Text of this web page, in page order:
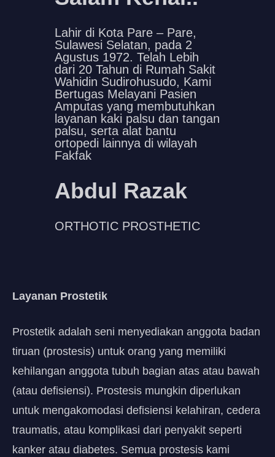
Lahir di Kota Pare – Pare,
Sulawesi Selatan, pada 2
Agustus 1972. Telah Lebih
dari 20 Tahun di Rumah Sakit
Wahidin Sudirohusudo, Kami
Bertugas Melayani Pasien
Amputas yang membutuhkan
layanan kaki palsu dan tangan
palsu, serta alat bantu
ortopedi lainnya di wilayah
Fakfak
Abdul Razak
ORTHOTIC PROSTHETIC
Layanan Prostetik
Prostetik adalah seni menyediakan anggota badan
tiruan (prostesis) untuk orang yang memiliki
kehilangan anggota tubuh bagian atas atau bawah
(atau defisiensi). Prostesis mungkin diperlukan
untuk mengakomodasi defisiensi kelahiran, cedera
traumatis, atau komplikasi dari penyakit seperti
kanker atau diabetes. Semua prostesis kami